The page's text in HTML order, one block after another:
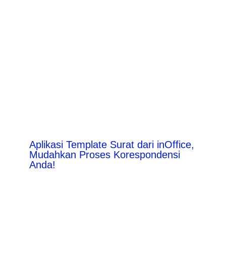
Aplikasi Template Surat dari inOffice,
Mudahkan Proses Korespondensi
Anda!